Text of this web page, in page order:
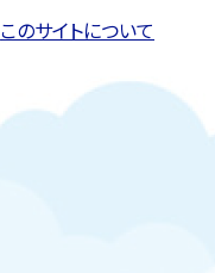
このサイトについて